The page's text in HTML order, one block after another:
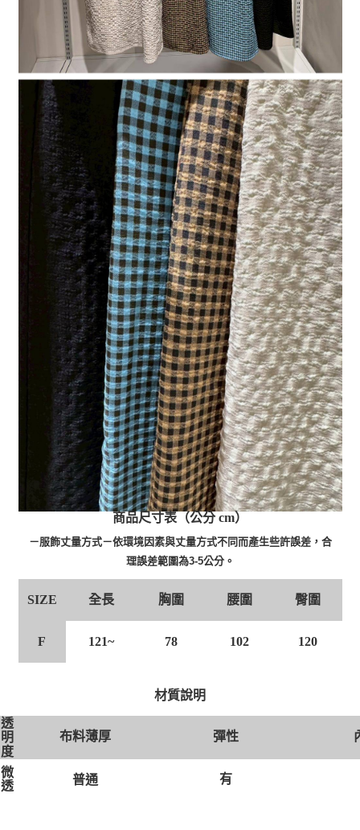
商品尺寸表（公分 cm）
－服飾丈量方式－依環境因素與丈量方式不同而產生些許誤差，合
理誤差範圍為3-5公分。
SIZE 全長 胸圍 腰圍 臀圍
F 121~ 78 102 120
材質說明
透
明
度
布料薄厚 彈性
微
透
普通 有